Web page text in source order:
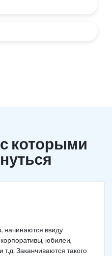
с которыми
начинаются ввиду
корпоративы, юбилеи,
т.д. Заканчиваются такого